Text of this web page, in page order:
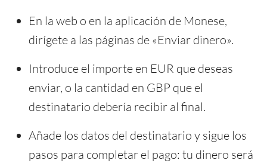
En la web o en la aplicación de Monese,
dirígete a las páginas de «Enviar dinero».
Introduce el importe en EUR que deseas
enviar, o la cantidad en GBP que el
destinatario debería recibir al final.
Añade los datos del destinatario y sigue los
pasos para completar el pago: tu dinero será